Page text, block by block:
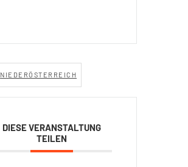
NIEDERÖSTERREICH
DIESE VERANSTALTUNG
TEILEN